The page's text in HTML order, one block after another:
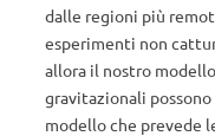
dalle regioni più
esperimenti non
allora il nostro
gravitazionali
modello che prevede